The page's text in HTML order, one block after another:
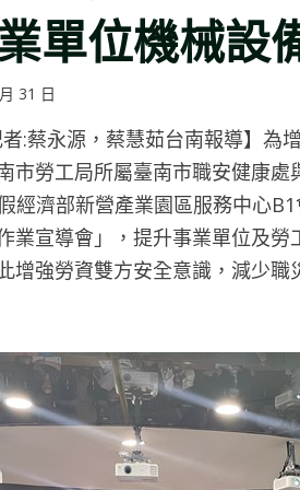
單位機械設
31 日
:蔡永源，蔡慧茹台南報導】為
市勞工局所屬臺南市職安健康
經濟部新營產業園區服務中心
業宣導會」，提升事業單位及
增強勞資雙方安全意識，減少